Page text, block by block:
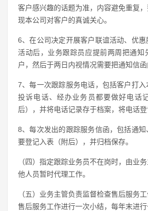
客户感兴趣的话题为准，内容避免重复
现本公司对客户的真诚关心。
6、在公司决定开展客户联谊活动、优
活动后，业务跟踪员应提前两周把通知
户，然后于两日内视情况需要把通知信函
7、每一次跟踪服务电话，包括客户打
投诉电话、经办业务员都要做好电话
后），并将电话记录存于档案，将电话登
8、每次发出的跟踪服务信函，包括通
要登记入表（附后），并归档保存。
（四）指定跟踪业务员不在岗时，由业
他人员暂时代理工作。
（五）业务主管负责监督检查售后服务
售后服务工作进行一次小结，每年末进